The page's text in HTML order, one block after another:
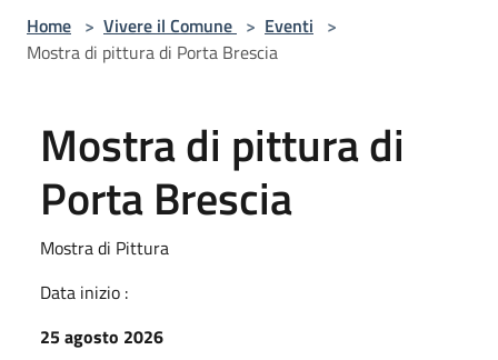
Home > Vivere il Comune > Eventi >
Mostra di pittura di Porta Brescia
Mostra di pittura di
Porta Brescia
Mostra di Pittura
Data inizio :
25 agosto 2026